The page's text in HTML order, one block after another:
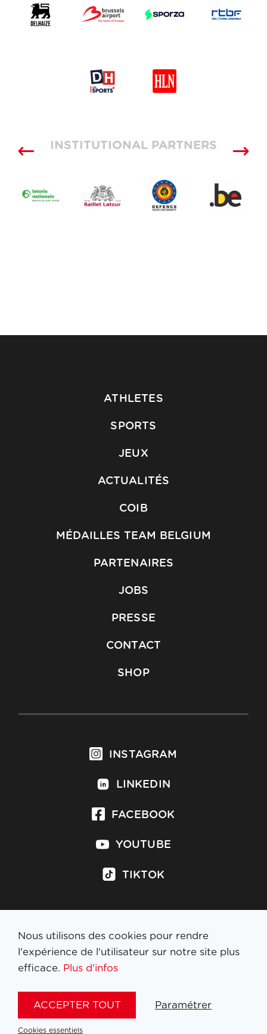
SUPPLIERS
INSTITUTIONAL PARTNERS
ATHLETES
SPORTS
JEUX
ACTUALITÉS
COIB
MÉDAILLES TEAM BELGIUM
PARTENAIRES
JOBS
PRESSE
CONTACT
SHOP
INSTAGRAM
LINKEDIN
FACEBOOK
YOUTUBE
TIKTOK
S'inscrire à la newsletter
Nous utilisons des cookies pour rendre
l'expérience de l'utilisateur sur notre site plus
efficace. Plus d'infos
ACCEPTER TOUT Paramétrer
Cookies essentiels